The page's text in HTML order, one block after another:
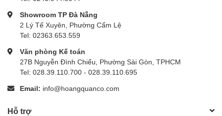
Showroom TP Đà Nẵng
2 Lý Tế Xuyên, Phường Cẩm Lệ
Tel: 02363.653.559
Văn phòng Kế toán
27B Nguyễn Đình Chiểu, Phường Sài Gòn, TPHCM
Tel: 028.39.110.700 - 028.39.110.695
Email: info@hoangquanco.com
Hỗ trợ